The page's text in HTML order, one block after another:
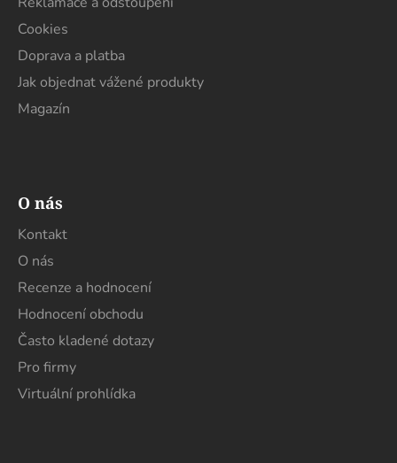
i
Cookies
Doprava a platba
Jak objednat vážené produkty
Magazín
O nás
Kontakt
O nás
Recenze a hodnocení
Hodnocení obchodu
Často kladené dotazy
Pro firmy
Virtuální prohlídka